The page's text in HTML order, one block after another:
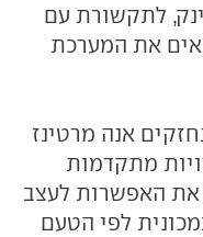
לתקשורת עם
את המערכת
אנה מרטינז
מתקדמות
את האפשרות לעצב
לפי הטעם